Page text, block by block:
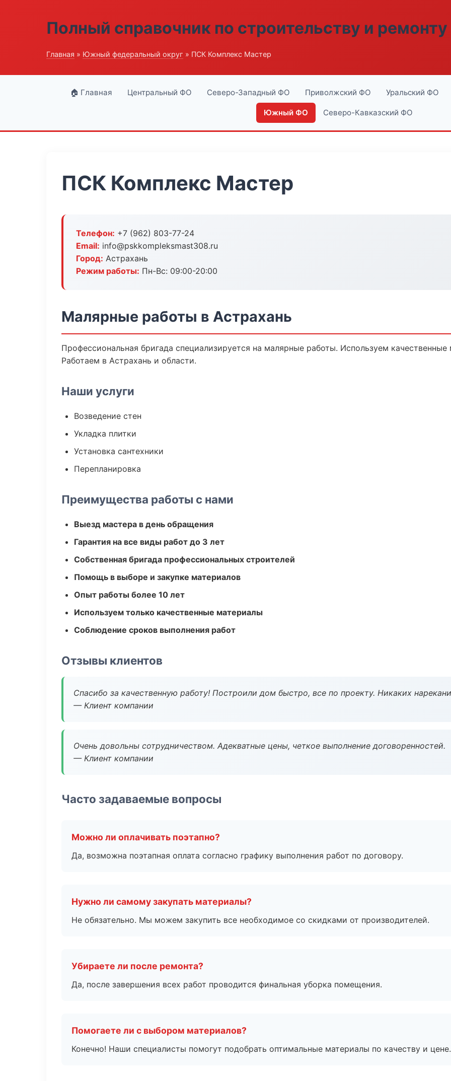
Полный справочник по строительству и ремонту
Главная » Южный федеральный округ » ПСК Комплекс Мастер
🏠 Главная Центральный ФО Северо-Западный ФО Приволжский ФО Уральский ФО
Южный ФО Северо-Кавказский ФО
ПСК Комплекс Мастер
Телефон: +7 (962) 803-77-24
Email: info@pskkompleksmast308.ru
Город: Астрахань
Режим работы: Пн-Вс: 09:00-20:00
Малярные работы в Астрахань
Профессиональная бригада специализируется на малярные работы. Используем
Работаем в Астрахань и области.
Наши услуги
Возведение стен
Укладка плитки
Установка сантехники
Перепланировка
Преимущества работы с нами
Выезд мастера в день обращения
Гарантия на все виды работ до 3 лет
Собственная бригада профессиональных строителей
Помощь в выборе и закупке материалов
Опыт работы более 10 лет
Используем только качественные материалы
Соблюдение сроков выполнения работ
Отзывы клиентов
Спасибо за качественную работу! Построили дом быстро, все по проекту. Никаких
— Клиент компании
Очень довольны сотрудничеством. Адекватные цены, четкое выполнение договоренностей.
— Клиент компании
Часто задаваемые вопросы
Можно ли оплачивать поэтапно?
Да, возможна поэтапная оплата согласно графику выполнения работ по договору.
Нужно ли самому закупать материалы?
Не обязательно. Мы можем закупить все необходимое со скидками от производителей.
Убираете ли после ремонта?
Да, после завершения всех работ проводится финальная уборка помещения.
Помогаете ли с выбором материалов?
Конечно! Наши специалисты помогут подобрать оптимальные материалы по качеству и цене.